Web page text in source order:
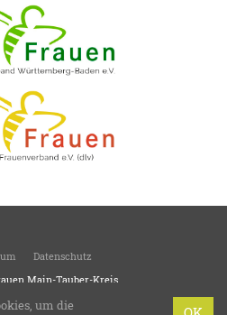
Datenschutz
Main-Tauber-Kreis
um die